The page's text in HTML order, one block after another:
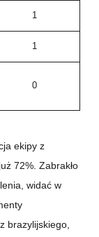
1
1
0
ekipy z
72%. Zabrakło
widać w
brazylijskiego,